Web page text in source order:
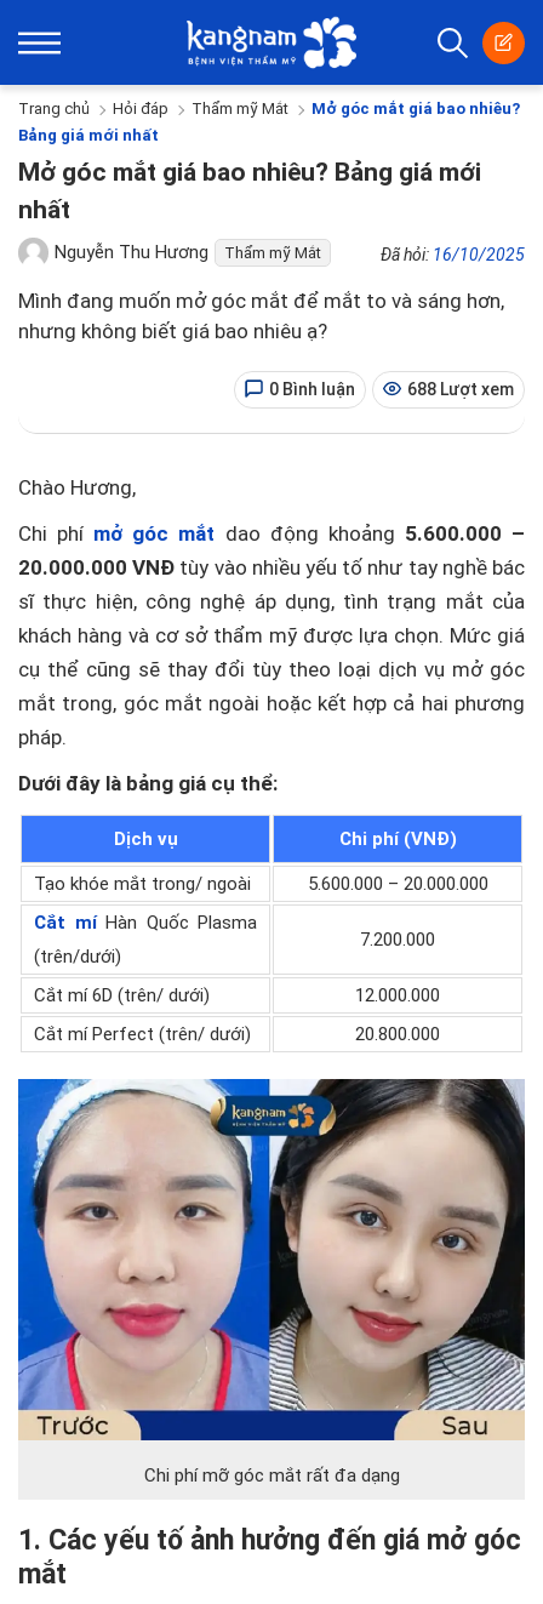
Trang chủ Hỏi đáp Thẩm mỹ Mắt
Mở góc mắt giá bao nhiêu?
Bảng giá mới nhất
Mở góc mắt giá bao nhiêu? Bảng giá mới
nhất
Nguyễn Thu Hương Thẩm mỹ Mắt Đã hỏi: 16/10/2025
Mình đang muốn mở góc mắt để mắt to và sáng hơn,
nhưng không biết giá bao nhiêu ạ?
0 Bình luận 688 Lượt xem
Chào Hương,
Chi phí mở góc mắt dao động khoảng 5.600.000 –
20.000.000 VNĐ tùy vào nhiều yếu tố như tay nghề bác
sĩ thực hiện, công nghệ áp dụng, tình trạng mắt của
khách hàng và cơ sở thẩm mỹ được lựa chọn. Mức giá
cụ thể cũng sẽ thay đổi tùy theo loại dịch vụ mở góc
mắt trong, góc mắt ngoài hoặc kết hợp cả hai phương
pháp.
Dưới đây là bảng giá cụ thể:
Dịch vụ Chi phí (VNĐ)
Tạo khóe mắt trong/ ngoài
5.600.000 – 20.000.000
Cắt míHàn Quốc Plasma
(trên/dưới)
7.200.000
Cắt mí 6D (trên/ dưới)
12.000.000
Cắt mí Perfect (trên/ dưới)
20.800.000
Chi phí mỡ góc mắt rất đa dạng
1. Các yếu tố ảnh hưởng đến giá mở góc
mắt